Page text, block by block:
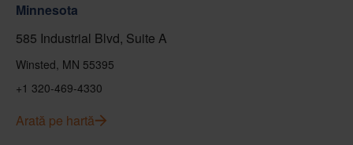
Minnesota
585 Industrial Blvd, Suite A
Winsted, MN 55395
+1 320-469-4330
Arată pe hartă